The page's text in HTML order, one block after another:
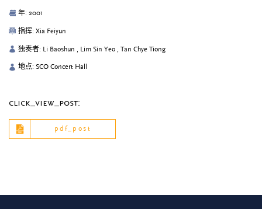
年: 2001
指挥: Xia Feiyun
独奏者: Li Baoshun , Lim Sin Yeo , Tan Chye Tiong
地点: SCO Concert Hall
click_view_post:
pdf_post